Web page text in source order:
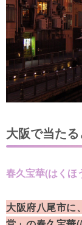
大阪で当た
春久宝華(はくほ
大阪府八尾市に